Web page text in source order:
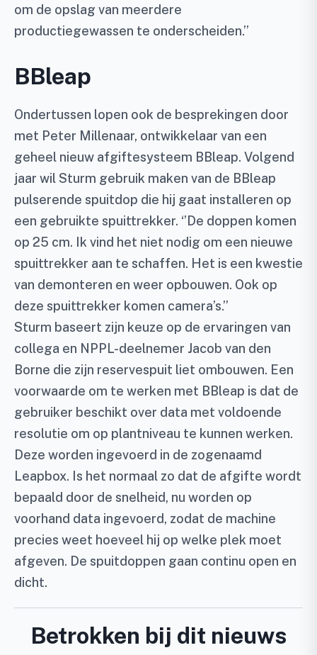
om de opslag van meerdere
productiegewassen te onderscheiden.’’
BBleap
Ondertussen lopen ook de besprekingen door
met Peter Millenaar, ontwikkelaar van een
geheel nieuw afgiftesysteem BBleap. Volgend
jaar wil Sturm gebruik maken van de BBleap
pulserende spuitdop die hij gaat installeren op
een gebruikte spuittrekker. ‘’De doppen komen
op 25 cm. Ik vind het niet nodig om een nieuwe
spuittrekker aan te schaffen. Het is een kwestie
van demonteren en weer opbouwen. Ook op
deze spuittrekker komen camera’s.’’
Sturm baseert zijn keuze op de ervaringen van
collega en NPPL-deelnemer Jacob van den
Borne die zijn reservespuit liet ombouwen. Een
voorwaarde om te werken met BBleap is dat de
gebruiker beschikt over data met voldoende
resolutie om op plantniveau te kunnen werken.
Deze worden ingevoerd in de zogenaamd
Leapbox. Is het normaal zo dat de afgifte wordt
bepaald door de snelheid, nu worden op
voorhand data ingevoerd, zodat de machine
precies weet hoeveel hij op welke plek moet
afgeven. De spuitdoppen gaan continu open en
dicht.
Betrokken bij dit nieuws